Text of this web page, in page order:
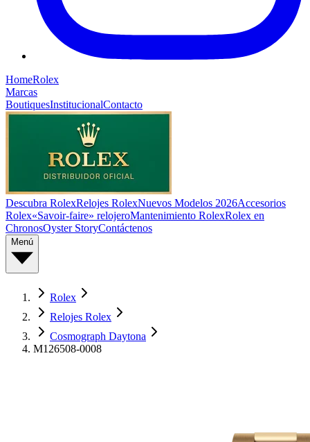
HomeRolex
Marcas
BoutiquesInstitucionalContacto
Descubra RolexRelojes RolexNuevos Modelos 2026Accesorios
Rolex«Savoir-faire» relojeroMantenimiento RolexRolex en
ChronosOyster StoryContáctenos
Menú
Rolex
Relojes Rolex
Cosmograph Daytona
M126508-0008